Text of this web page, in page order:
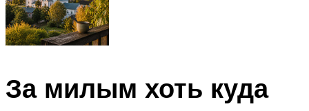
За милым хоть куда